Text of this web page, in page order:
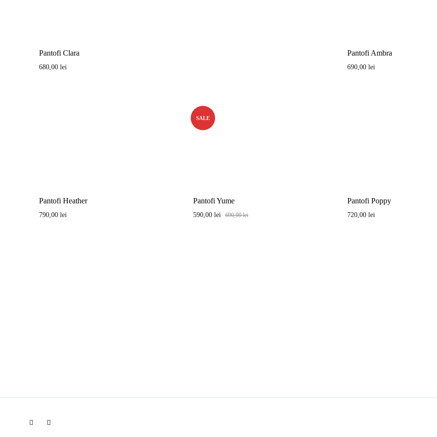
Pantofi Clara
680,00 lei
Pantofi Ambra
690,00 lei
Pantofi Heather
790,00 lei
SALE
Pantofi Yume
590,00 lei 690,00lei
Pantofi Poppy
720,00 lei
Facebook